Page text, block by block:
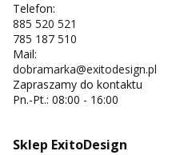
Telefon:
885 520 521
785 187 510
Mail:
dobramarka@exitodesign.pl
Zapraszamy do kontaktu
Pn.-Pt.: 08:00 - 16:00
Sklep ExitoDesign